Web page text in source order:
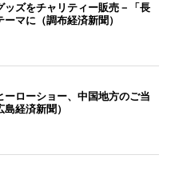
ッズをチャリティー販売－「長
マに（調布経済新聞）
ーローショー、中国地方のご当
経済新聞）